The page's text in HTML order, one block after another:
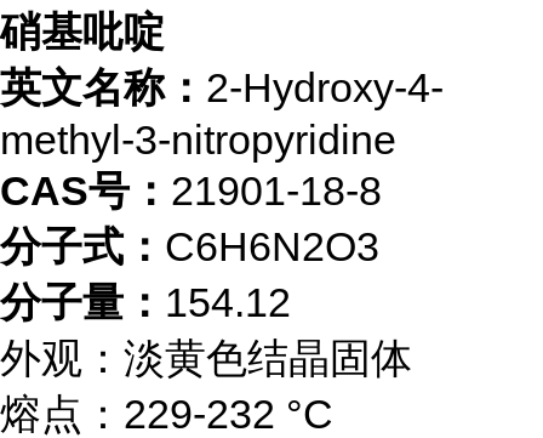
硝基吡啶
英文名称： 2-Hydroxy-4-
methyl-3-nitropyridine
CAS号： 21901-18-8
分子式： C6H6N2O3
分子量： 154.12
外观：淡黄色结晶固体
熔点：229-232 °C